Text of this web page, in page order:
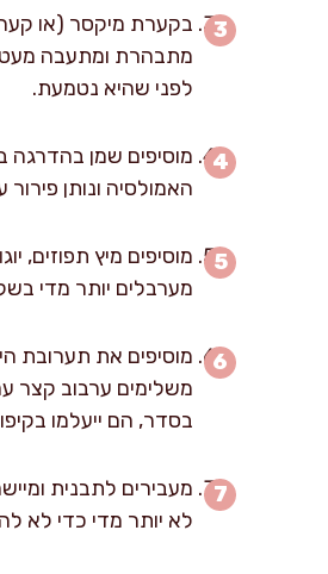
לפני שהיא נטמעת.
האמולסיה ונותן פירור
מערבלים יותר מדי
משלימים ערבוב קצר
בסדר, הם ייעלמו
לא יותר מדי כדי לא